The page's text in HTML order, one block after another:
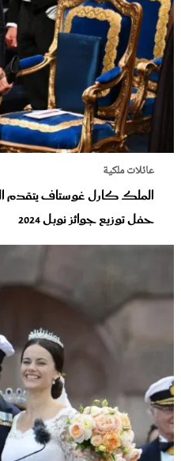
عائلات ملكية
الملك كارل غوستاف يتقدم
حفل توزيع جوائز نوبل 2024